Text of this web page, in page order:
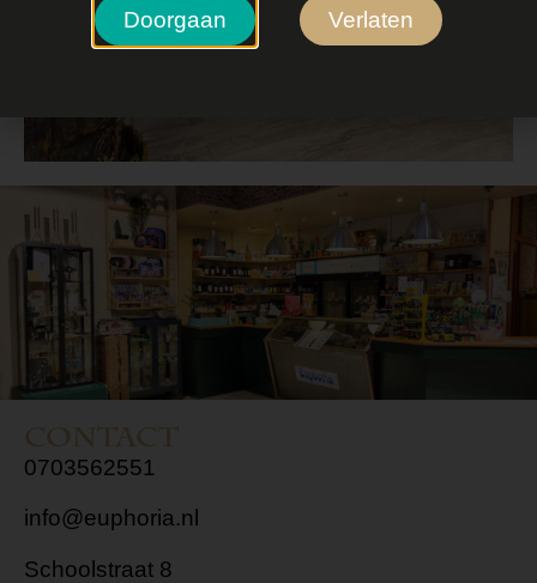
Contact
0703562551
info@euphoria.nl
Schoolstraat 8
Doorgaan Verlaten